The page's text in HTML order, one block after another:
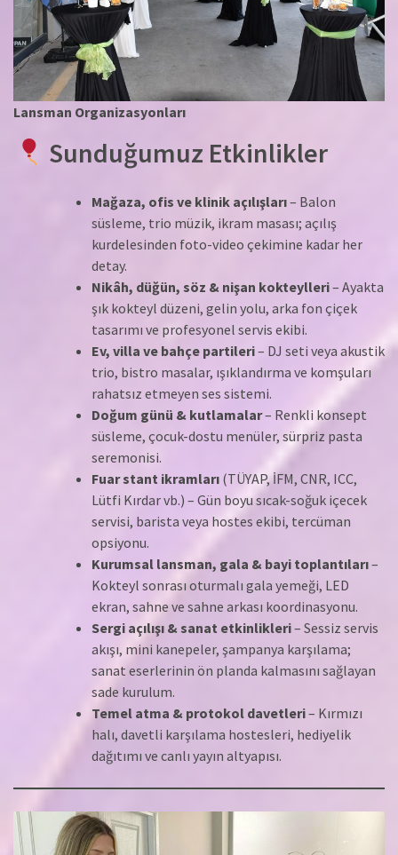
Lansman Organizasyonları
Sunduğumuz Etkinlikler
Mağaza, ofis ve klinik açılışları– Balon
süsleme, trio müzik, ikram masası; açılış
kurdelesinden foto-video çekimine kadar her
detay.
Nikâh, düğün, söz & nişan kokteylleri– Ayakta
şık kokteyl düzeni, gelin yolu, arka fon çiçek
tasarımı ve profesyonel servis ekibi.
Ev, villa ve bahçe partileri– DJ seti veya akustik
trio, bistro masalar, ışıklandırma ve komşuları
rahatsız etmeyen ses sistemi.
Doğum günü & kutlamalar– Renkli konsept
süsleme, çocuk-dostu menüler, sürpriz pasta
seremonisi.
Fuar stant ikramları (TÜYAP, İFM, CNR, ICC,
Lütfi Kırdar vb.) – Gün boyu sıcak-soğuk içecek
servisi, barista veya hostes ekibi, tercüman
opsiyonu.
Kurumsal lansman, gala & bayi toplantıları–
Kokteyl sonrası oturmalı gala yemeği, LED
ekran, sahne ve sahne arkası koordinasyonu.
Sergi açılışı & sanat etkinlikleri– Sessiz servis
akışı, mini kanepeler, şampanya karşılama;
sanat eserlerinin ön planda kalmasını sağlayan
sade kurulum.
Temel atma & protokol davetleri– Kırmızı
halı, davetli karşılama hostesleri, hediyelik
dağıtımı ve canlı yayın altyapısı.